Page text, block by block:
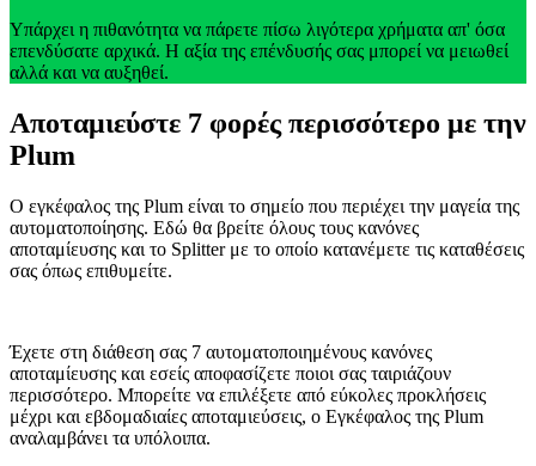
Υπάρχει η πιθανότητα να πάρετε πίσω λιγότερα χρήματα απ' όσα
επενδύσατε αρχικά. Η αξία της επένδυσής σας μπορεί να μειωθεί
αλλά και να αυξηθεί.
Αποταμιεύστε 7 φορές περισσότερο με την
Plum
Ο εγκέφαλος της Plum είναι το σημείο που περιέχει την μαγεία της
αυτοματοποίησης. Εδώ θα βρείτε όλους τους κανόνες
αποταμίευσης και το Splitter με το οποίο κατανέμετε τις καταθέσεις
σας όπως επιθυμείτε.
Έχετε στη διάθεση σας 7 αυτοματοποιημένους κανόνες
αποταμίευσης και εσείς αποφασίζετε ποιοι σας ταιριάζουν
περισσότερο. Μπορείτε να επιλέξετε από εύκολες προκλήσεις
μέχρι και εβδομαδιαίες αποταμιεύσεις, ο Εγκέφαλος της Plum
αναλαμβάνει τα υπόλοιπα.